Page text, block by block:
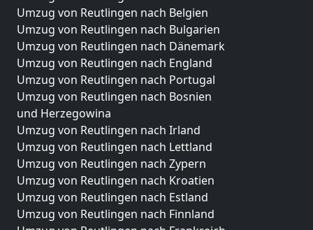
Umzug von Reutlingen nach Belgien
Umzug von Reutlingen nach Bulgarien
Umzug von Reutlingen nach Dänemark
Umzug von Reutlingen nach England
Umzug von Reutlingen nach Portugal
Umzug von Reutlingen nach Bosnien
und Herzegowina
Umzug von Reutlingen nach Irland
Umzug von Reutlingen nach Lettland
Umzug von Reutlingen nach Zypern
Umzug von Reutlingen nach Kroatien
Umzug von Reutlingen nach Estland
Umzug von Reutlingen nach Finnland